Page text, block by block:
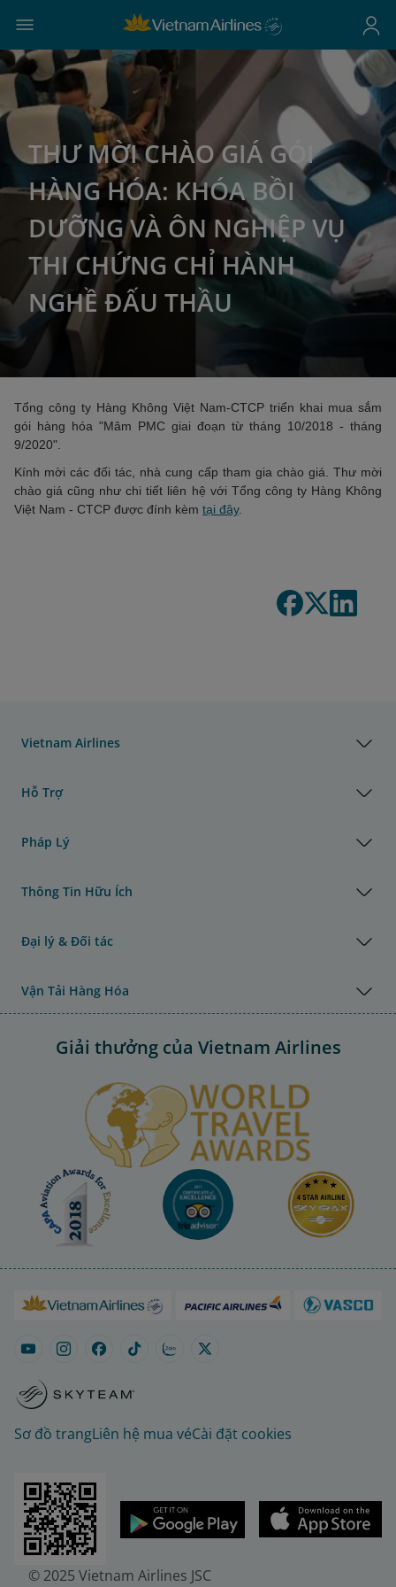
THƯ MỜI CHÀO GIÁ GÓI
HÀNG HÓA: KHÓA BỒI
DƯỠNG VÀ ÔN NGHIỆP VỤ
THI CHỨNG CHỈ HÀNH
NGHỀ ĐẤU THẦU
Tổng công ty Hàng Không Việt Nam-CTCP triển khai mua sắm
gói hàng hóa "Mâm PMC giai đoạn từ tháng 10/2018 - tháng
9/2020".
Kính mời các đối tác, nhà cung cấp tham gia chào giá. Thư mời
chào giá cũng như chi tiết liên hệ với Tổng công ty Hàng Không
Việt Nam - CTCP được đính kèm tại đây.
Vietnam Airlines
Hỗ Trợ
Pháp Lý
Thông Tin Hữu Ích
Đại lý & Đối tác
Vận Tải Hàng Hóa
Giải thưởng của Vietnam Airlines
Sơ đồ trangLiên hệ mua véCài đặt cookies
© 2025 Vietnam Airlines JSC